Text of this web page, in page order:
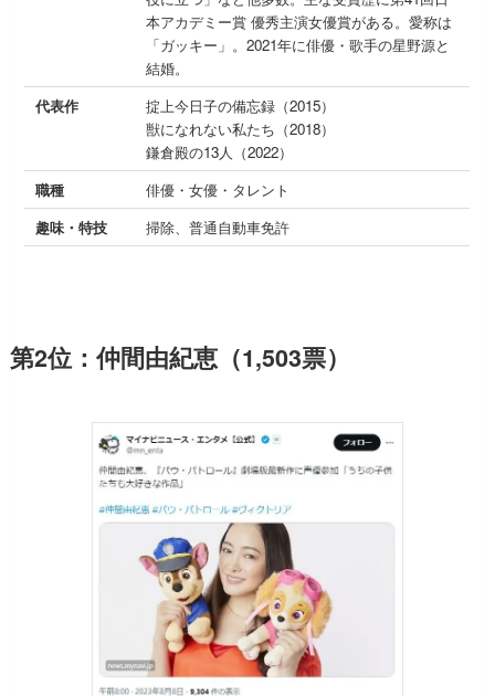
本アカデミー賞 優秀主演女優賞がある。愛称は
「ガッキー」。2021年に俳優・歌手の星野源と
結婚。
代表作
掟上今日子の備忘録（2015）
獣になれない私たち（2018）
鎌倉殿の13人（2022）
職種
俳優・女優・タレント
趣味・特技
掃除、普通自動車免許
第2位：仲間由紀恵（1,503票）